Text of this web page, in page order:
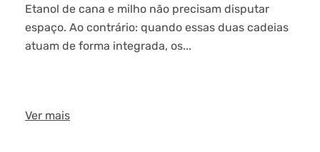
Etanol de cana e milho não precisam disputar
espaço. Ao contrário: quando essas duas cadeias
atuam de forma integrada, os...
Ver mais